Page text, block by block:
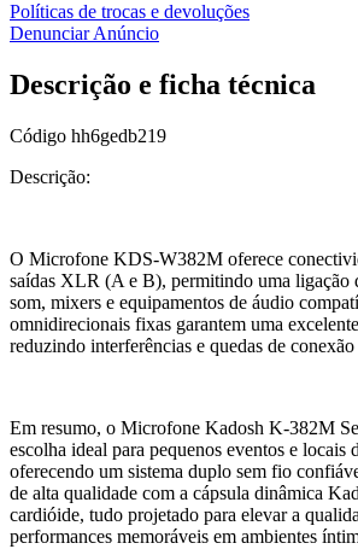
Políticas de trocas e devoluções
Denunciar Anúncio
Descrição e ficha técnica
Código hh6gedb219
Descrição:
O Microfone KDS-W382M oferece
saídas XLR (A e B), permitindo uma ligação
som, mixers e equipamentos de áudio
omnidirecionais fixas garantem uma
reduzindo interferências e quedas de conexão
Em resumo, o Microfone Kadosh K-382M
escolha ideal para pequenos eventos e locais
oferecendo um sistema duplo sem fio
de alta qualidade com a cápsula dinâmica
cardióide, tudo projetado para elevar a
performances memoráveis em ambientes